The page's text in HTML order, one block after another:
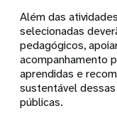
Além das
selecionadas
pedagógicos,
acompanhamento
aprendidas e
sustentável
públicas.